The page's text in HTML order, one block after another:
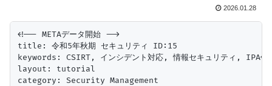
2026.01.28
<!-- METAデータ開始 -->
title: 令和5年秋期 セキュリティ ID:15
keywords: CSIRT, インシデント対応, 情報セキュリティ, IPA午
layout: tutorial
category: Security Management